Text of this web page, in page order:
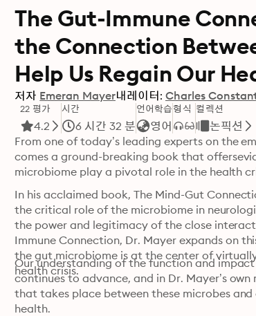
The Gut-Immune
the Connection
Help Us Regain Our
저자 Emeran Mayer내레이터: Charles
22 평가
4.2
시간
6 시간 32 분
언어학습
영어
형식 컬렉션
논픽션
From one of today’s leading experts on the
comes a ground-breaking book that
microbiome play a pivotal role in the health
In his acclaimed book, The Mind-Gut
the critical role of the microbiome in
the power and legitimacy of the close
Immune Connection, Dr. Mayer expands on
the gut microbiome is at the center of
health crisis.
Our understanding of the function and
continues to advance, and in Dr. Mayer’s
that takes place between these microbes
health.